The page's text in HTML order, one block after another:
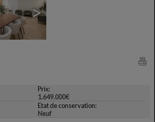
>
Prix:
1.649.000€
Etat de conservation:
Neuf